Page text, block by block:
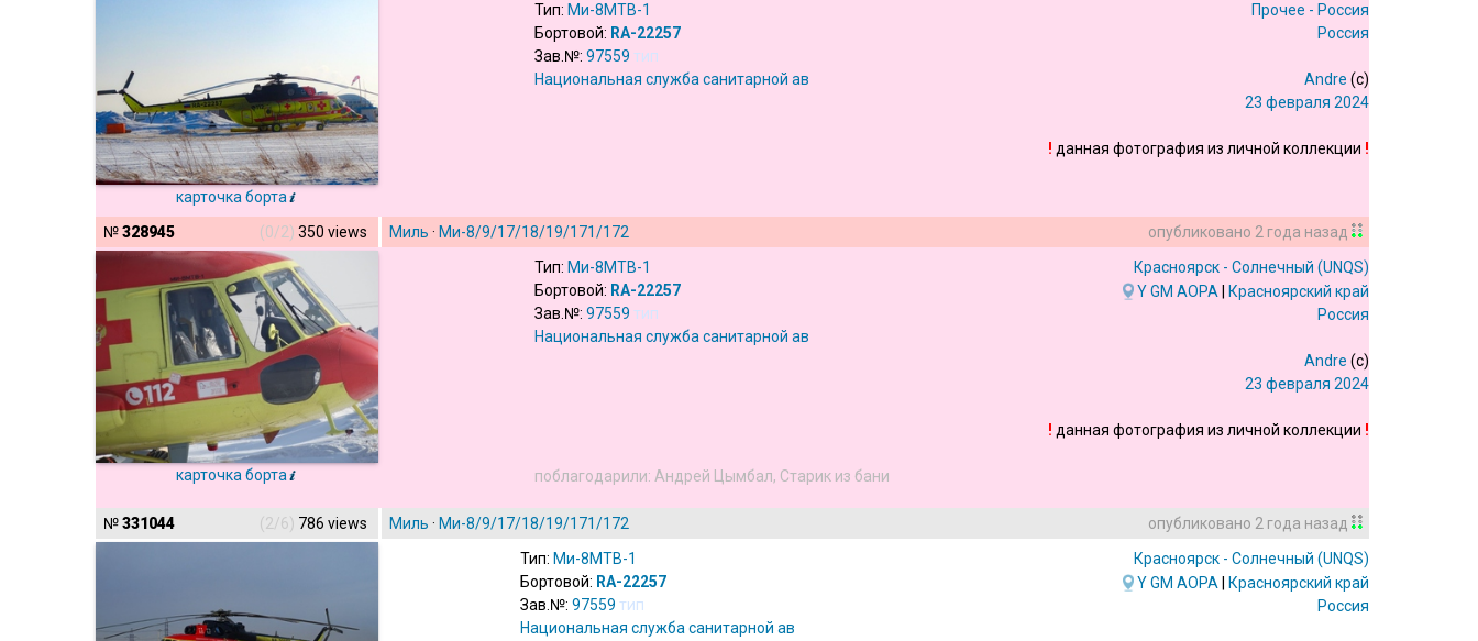
карточка борта
Тип: Ми-8МТВ-1
Бортовой: RA-22257
Зав.№: 97559 тип
Национальная служба санитарной авиации
Прочее - Россия
Россия
Andre (c)
23 февраля 2024
! данная фотография из личной коллекции !
№328945 (0/2) 350 views Миль · Ми-8/9/17/18/19/171/172 опубликовано 2 года назад
карточка борта
Тип: Ми-8МТВ-1
Бортовой: RA-22257
Зав.№: 97559 тип
Национальная служба санитарной авиации
Красноярск - Солнечный (UNQS)
YGM AOPA
Красноярский край
Россия
Andre (c)
23 февраля 2024
! данная фотография из личной коллекции !
поблагодарили: Андрей Цымбал, Старик из бани
№331044 (2/6) 786 views Миль · Ми-8/9/17/18/19/171/172 опубликовано 2 года назад
Тип: Ми-8МТВ-1
Бортовой: RA-22257
Зав.№: 97559 тип
Национальная служба санитарной авиации
Красноярск - Солнечный (UNQS)
YGM AOPA
Красноярский край
Россия